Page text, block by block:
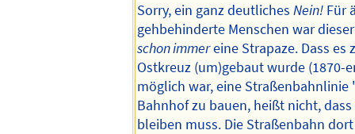
Sorry, ein ganz deutliches Nein!Für
gehbehinderte Menschen war
schon immereine Strapaze. Dass es
Ostkreuz (um)gebaut wurde (1870-
möglich war, eine Straßenbahnlinie
Bahnhof zu bauen, heißt nicht,
bleiben muss. Die Straßenbahn